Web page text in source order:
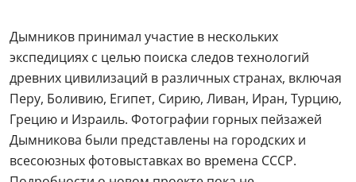
Дымников принимал участие в нескольких
экспедициях с целью поиска следов технологий
древних цивилизаций в различных странах, включая
Перу, Боливию, Египет, Сирию, Ливан, Иран, Турцию,
Грецию и Израиль. Фотографии горных пейзажей
Дымникова были представлены на городских и
всесоюзных фотовыставках во времена СССР.